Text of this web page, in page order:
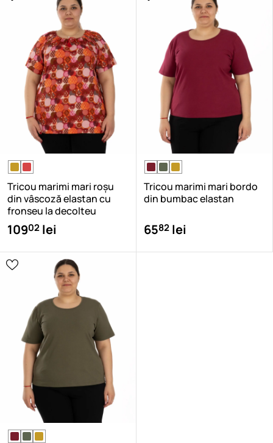
Tricou marimi mari roșu
din vâscoză elastan cu
fronseu la decolteu
10902 lei
Tricou marimi mari bordo
din bumbac elastan
6582 lei